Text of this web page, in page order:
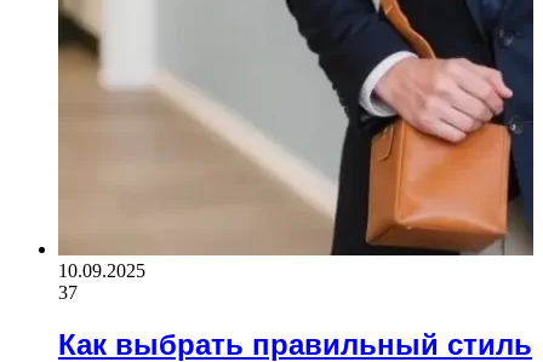
10.09.2025
37
Как выбрать правильный стиль